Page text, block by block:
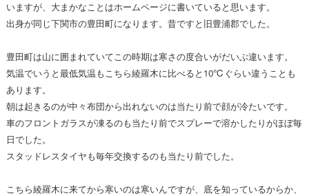
いますが、大まかなことはホームページに書いていると思います。
出身が同じ下関市の豊田町になります。昔ですと旧豊浦郡でした。
豊田町は山に囲まれていてこの時期は寒さの度合いがだいぶ違います。
気温でいうと最低気温もこちら綾羅木に比べると10℃ぐらい違うことも
あります。
朝は起きるのが中々布団から出れないのは当たり前で顔が冷たいです。
車のフロントガラスが凍るのも当たり前でスプレーで溶かしたりがほぼ毎
日でした。
スタッドレスタイヤも毎年交換するのも当たり前でした。
こちら綾羅木に来てから寒いのは寒いんですが、底を知っているからか、